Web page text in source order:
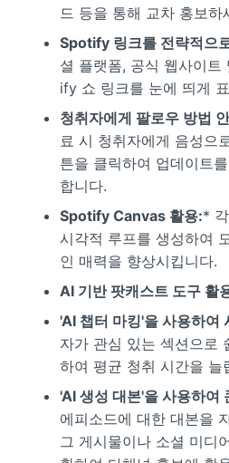
드 등을 통해 교차 홍보하
Spotify 링크를 전략적으
셜 플랫폼, 공식 웹사이
ify 쇼 링크를 눈에 띄게
청취자에게 팔로우 방법
료 시 청취자에게 음성으
튼을 클릭하여 업데이트
합니다.
Spotify Canvas 활용:*
시각적 루프를 생성하여
인 매력을 향상시킵니다.
AI 기반 팟캐스트 도구 활
'AI 챕터 마킹'을 사용하여
자가 관심 있는 섹션으로
하여 평균 청취 시간을 늘
'AI 생성 대본'을 사용하여
에피소드에 대한 대본을
그 게시물이나 소셜 미디